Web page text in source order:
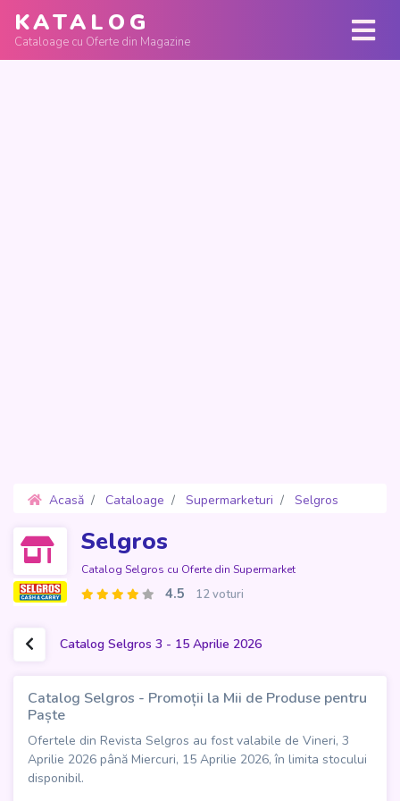
KATALOG
Cataloage cu Oferte din Magazine
Acasă Cataloage Supermarketuri
Selgros
Selgros
Catalog Selgros cu Oferte din Supermarket
4.5 12 voturi
Catalog Selgros 3 - 15 Aprilie 2026
Catalog Selgros - Promoții la Mii de Produse pentru
Paște
Ofertele din Revista Selgros au fost valabile de Vineri, 3
Aprilie 2026 până Miercuri, 15 Aprilie 2026, în limita stocului
disponibil.